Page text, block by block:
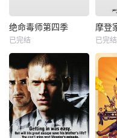
绝命毒师第四季
已完结
摩登
已完结